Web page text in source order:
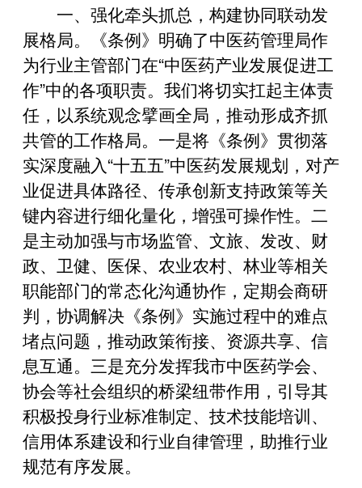
一、强化牵头抓总，构建协同联动发
展格局。《条例》明确了中医药管理局作
为行业主管部门在“中医药产业发展促进工
作”中的各项职责。我们将切实扛起主体责
任，以系统观念擘画全局，推动形成齐抓
共管的工作格局。一是将《条例》贯彻落
实深度融入“十五五”中医药发展规划，对产
业促进具体路径、传承创新支持政策等关
键内容进行细化量化，增强可操作性。二
是主动加强与市场监管、文旅、发改、财
政、卫健、医保、农业农村、林业等相关
职能部门的常态化沟通协作，定期会商研
判，协调解决《条例》实施过程中的难点
堵点问题，推动政策衔接、资源共享、信
息互通。三是充分发挥我市中医药学会、
协会等社会组织的桥梁纽带作用，引导其
积极投身行业标准制定、技术技能培训、
信用体系建设和行业自律管理，助推行业
规范有序发展。